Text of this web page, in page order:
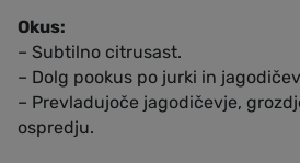
Okus:
– Subtilno citrusast.
– Dolg pookus po jurki in
– Prevladujoče jagodičevje,
ospredju.